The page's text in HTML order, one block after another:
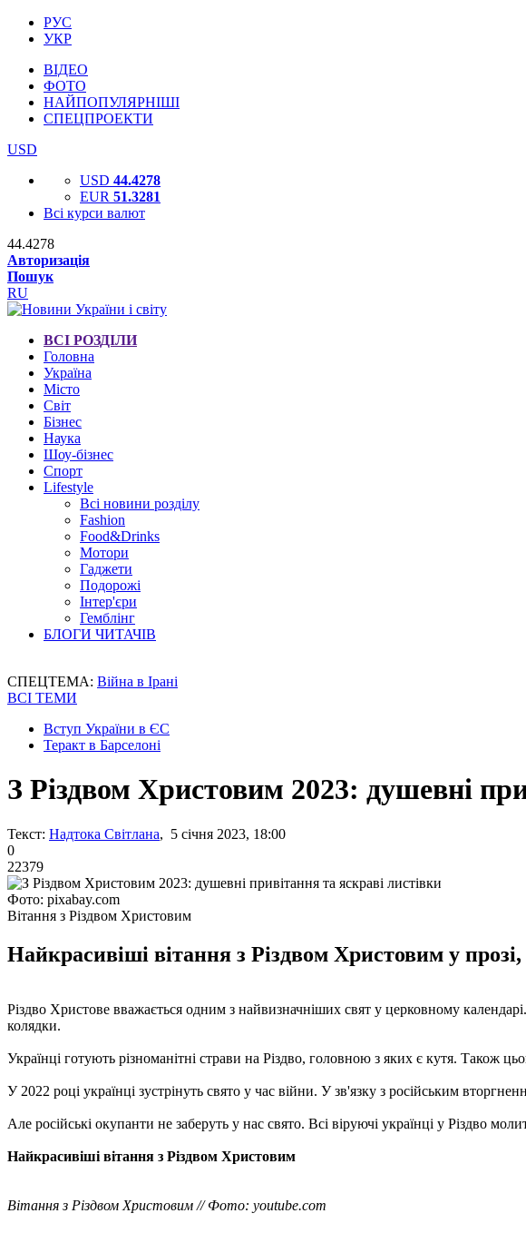
РУС
УКР
ВІДЕО
ФОТО
НАЙПОПУЛЯРНІШІ
СПЕЦПРОЕКТИ
USD
USD 44.4278
EUR 51.3281
Всі курси валют
44.4278
Авторизація
Пошук
RU
ВСІ РОЗДІЛИ
Головна
Україна
Місто
Світ
Бізнес
Наука
Шоу-бізнес
Спорт
Lifestyle
Всі новини розділу
Fashion
Food&Drinks
Мотори
Гаджети
Подорожі
Інтер'єри
Гемблінг
БЛОГИ ЧИТАЧІВ
СПЕЦТЕМА: Війна в Ірані
ВСІ ТЕМИ
Вступ України в ЄС
Теракт в Барселоні
З Різдвом Христовим 2023: душевні
Текст: Надтока Світлана, 5 січня 2023, 18:00
0
22379
Фото: pixabay.com
Вітання з Різдвом Христовим
Найкрасивіші вітання з Різдвом Христовим у
Різдво Христове вважається одним з найвизначніших свят у церковному
колядки.
Українці готують різноманітні страви на Різдво, головною з яких є кутя. Також
У 2022 році українці зустрінуть свято у час війни. У зв'язку з російським
Але російські окупанти не заберуть у нас свято. Всі віруючі українці у Різдво
Найкрасивіші вітання з Різдвом Христовим
Вітання з Різдвом Христовим // Фото: youtube.com